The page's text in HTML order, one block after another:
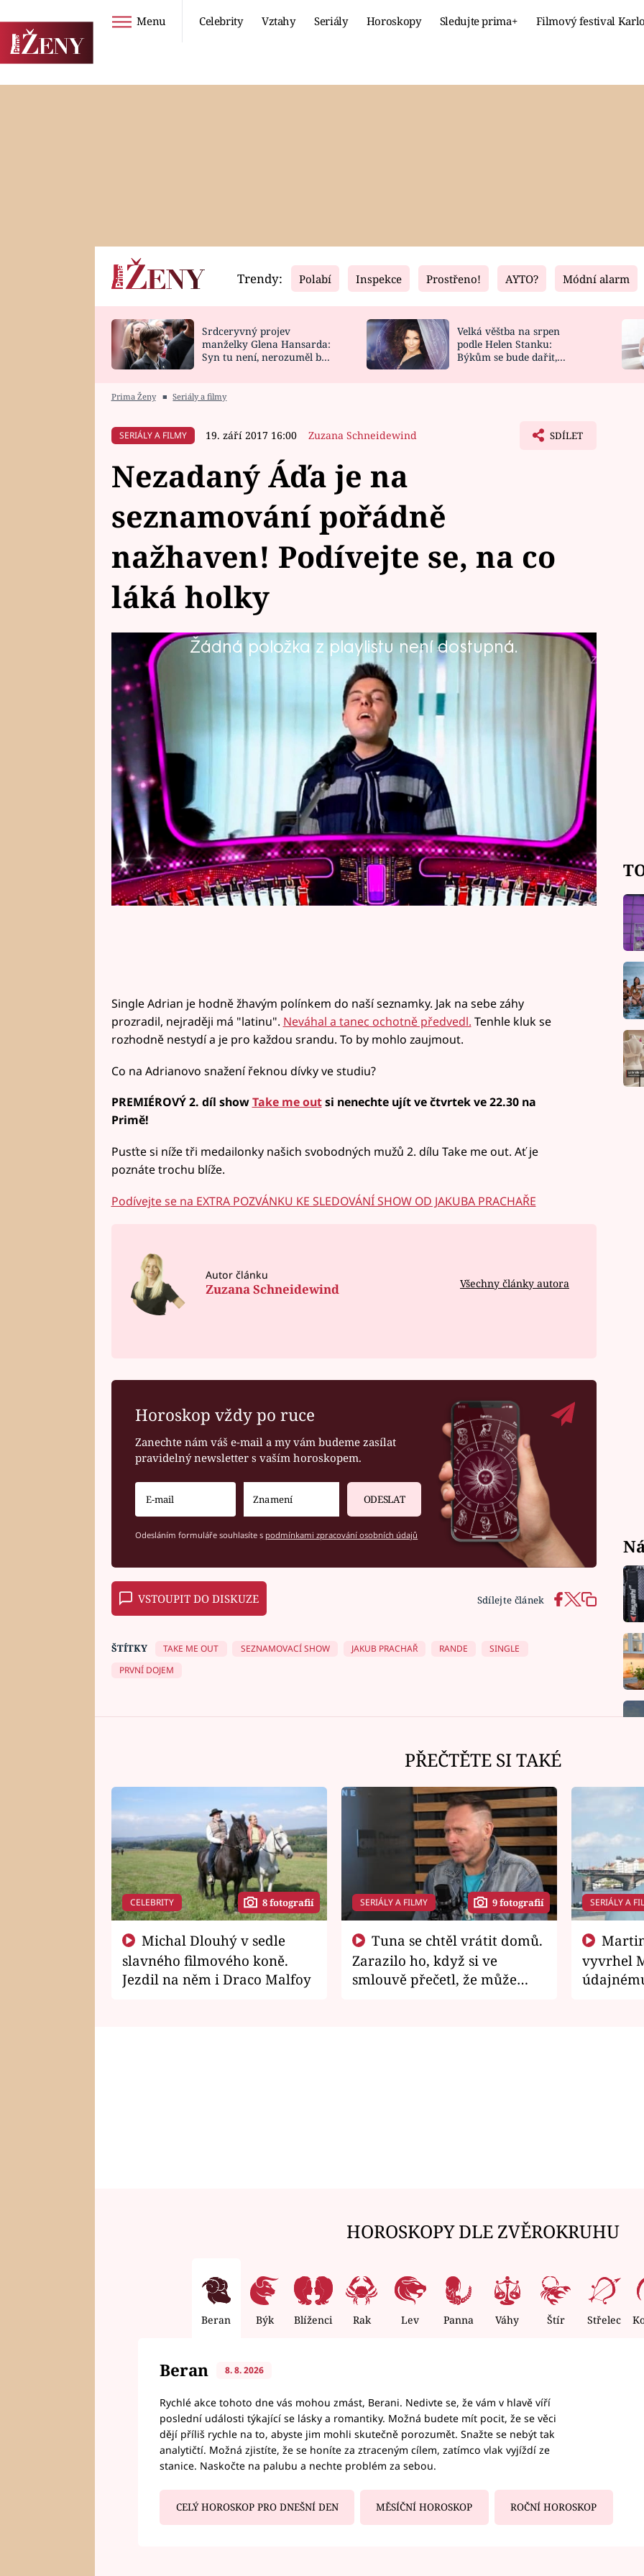
Menu Celebrity Vztahy Seriály Horoskopy Sledujte prima+ Filmový festival
Horoskopy
HOROSKOP NA
Video
CELEBRITY
VAŘENÍ
Fresh
NOVINKY
VIDEORECEPTY
Living
DESIGN
Trendy: Polabí Inspekce Prostřeno! AYTO? Módní alarm
Srdceryvný projev
manželky Glena Hansarda:
Syn tu není, nerozuměl by
Velká věštba na srpen
podle Helen Stanku:
Býkům se bude dařit,
Prima Ženy ■ Seriály a filmy
SERIÁLY A FILMY 19. září 2017 16:00 Zuzana Schneidewind SDÍLET
Nezadaný Áďa je na
seznamování pořádně
nažhaven! Podívejte se, na co
láká holky
Žádná položka z playlistu není dostupná.
"Toto je pro vás, dámy," uvedl svůj výstup Adrian ze středního
Slovenska. Od první chvíle jasný romantik, který si navíc rád protáhne
tělo tancem. Už svůj vstup na scénu pojal v tanečním duchu. Ještě v
něčem je ale podle sebe dobrý, a to ve zpěvu. Zaujal by vás, nebo
nezaujal?
Single Adrian je hodně žhavým polínkem do naší seznamky. Jak na sebe záhy
prozradil, nejraději má "latinu". Neváhal a tanec ochotně předvedl. Tenhle kluk se
rozhodně nestydí a je pro každou srandu. To by mohlo zaujmout.
Co na Adrianovo snažení řeknou dívky ve studiu?
PREMIÉROVÝ 2. díl showTake me outsi nenechte ujít ve čtvrtek ve 22.30 na
Primě!
Pusťte si níže tři medailonky našich svobodných mužů 2. dílu Take me out. Ať je
poznáte trochu blíže.
Podívejte se na EXTRA POZVÁNKU KE SLEDOVÁNÍ SHOW OD JAKUBA PRACHAŘE
Autor článku
Zuzana Schneidewind Všechny články autora
Horoskop vždy po ruce
Zanechte nám váš e-mail a my vám budeme zasílat
pravidelný newsletter s vaším horoskopem.
ODESLAT
Odesláním formuláře souhlasíte s podmínkami zpracování osobních údajů
VSTOUPIT DO DISKUZE Sdílejte článek
ŠTÍTKY TAKE ME OUT SEZNAMOVACÍ SHOW JAKUB PRACHAŘ RANDE
SINGLE
PRVNÍ DOJEM
PŘEČTĚTE SI TAKÉ
CELEBRITY 8 fotografií
slavného filmového koně.
Jezdil na něm i Draco Malfoy
SERIÁLY A FILMY 9 fotografií
Zarazilo ho, když si ve
smlouvě přečetl, že může
SERIÁLY A
vyvrhel
HOROSKOPY DLE ZVĚROKRUHU
Beran Býk Blíženci Rak Lev Panna Váhy Štír Střelec
Beran 8. 8. 2026
Rychlé akce tohoto dne vás mohou zmást, Berani. Nedivte se, že vám v hlavě víří
poslední události týkající se lásky a romantiky. Možná budete mít pocit, že se věci
dějí příliš rychle na to, abyste jim mohli skutečně porozumět. Snažte se nebýt tak
analytičtí. Možná zjistíte, že se honíte za ztraceným cílem, zatímco vlak vyjíždí ze
stanice. Naskočte na palubu a nechte problém za sebou.
CELÝ HOROSKOP PRO DNEŠNÍ DEN MĚSÍČNÍ HOROSKOP ROČNÍ HOROSKOP